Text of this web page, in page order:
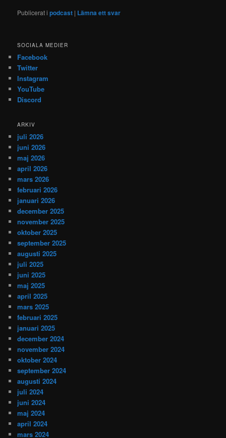
Publicerat i podcast | Lämna ett svar
SOCIALA MEDIER
Facebook
Twitter
Instagram
YouTube
Discord
ARKIV
juli 2026
juni 2026
maj 2026
april 2026
mars 2026
februari 2026
januari 2026
december 2025
november 2025
oktober 2025
september 2025
augusti 2025
juli 2025
juni 2025
maj 2025
april 2025
mars 2025
februari 2025
januari 2025
december 2024
november 2024
oktober 2024
september 2024
augusti 2024
juli 2024
juni 2024
maj 2024
april 2024
mars 2024